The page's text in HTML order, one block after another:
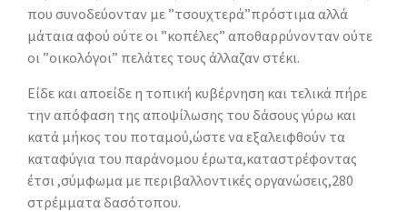
που συνοδεύονταν με ”τσουχτερά”πρόστιμα αλλά
μάταια αφού ούτε οι ”κοπέλες” αποθαρρύνονταν ούτε
οι ”οικολόγοι” πελάτες τους άλλαζαν στέκι.
Είδε και αποείδε η τοπική κυβέρνηση και τελικά πήρε
την απόφαση της αποψίλωσης του δάσους γύρω και
κατά μήκος του ποταμού,ώστε να εξαλειφθούν τα
καταφύγια του παράνομου έρωτα,καταστρέφοντας
έτσι ,σύμφωμα με περιβαλλοντικές οργανώσεις,280
στρέμματα δασότοπου.